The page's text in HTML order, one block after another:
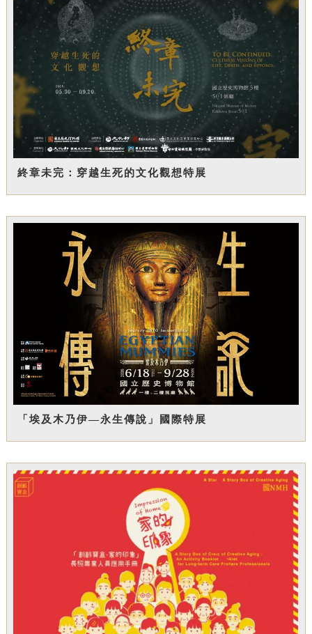
終章未完：穿越生死的文化觀想特展
「埃及木乃伊—永生傳說」國際特展